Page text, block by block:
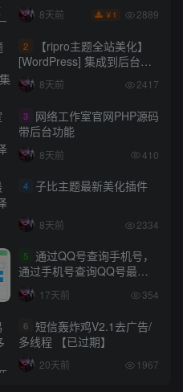
8天前 ￥ 1 2889
2
【ripro主题全站美化】
[WordPress] 集成到后台功
能的全站美化包
WordPress…
8天前 2417
3
网络工作室官网PHP源码
带后台功能
8天前 410
4 子比主题最新美化插件
8天前 2334
5 通过QQ号查询手机号，
通过手机号查询QQ号最新
网站源码
17天前 354
6 短信轰炸鸡V2.1去广告/
多线程 【已过期】
20天前 1967